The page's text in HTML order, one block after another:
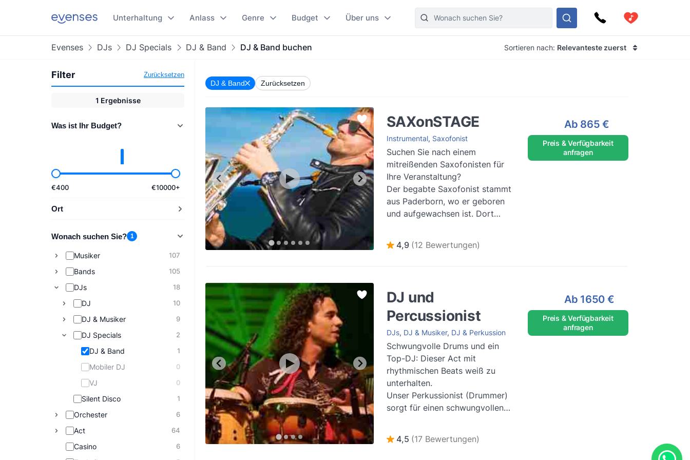
Unterhaltung Anlass Genre Budget Über uns
Evenses DJs DJ Specials DJ & Band DJ & Band buchen Sortieren nach: Relevanteste zuerst
Filter Zurücksetzen
1 Ergebnisse
Was ist Ihr Budget?
€400 €10000+
Ort
Wonach suchen Sie? 1
Musiker 107
Bands 105
DJs 18
DJ 10
DJ & Musiker 9
DJ Specials 2
DJ & Band 1
Mobiler DJ 0
VJ 0
Silent Disco 1
Orchester 6
Act 64
Casino 6
DJ & Band Zurücksetzen
SAXonSTAGE
Instrumental, Saxofonist
Suchen Sie nach einem
mitreißenden Saxofonisten für
Ihre Veranstaltung?
Der begabte Saxofonist stammt
aus Paderborn, wo er geboren
und aufgewachsen ist. Dort
Weiterlesen
4,9 (12 Bewertungen)
Ab 865 €
Preis & Verfügbarkeit
anfragen
DJ und
Percussionist
DJs, DJ & Musiker, DJ & Perkussion
Schwungvolle Drums und ein
Top-DJ: Dieser Act mit
rhythmischen Beats weiß zu
unterhalten.
Unser Perkussionist (Drummer)
sorgt für einen schwungvollen
Weiterlesen
4,5 (17 Bewertungen)
Ab 1650 €
Preis & Verfügbarkeit
anfragen